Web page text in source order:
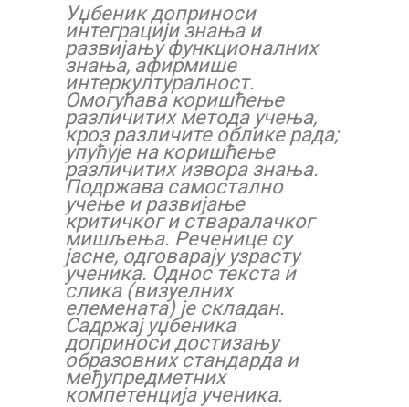
Уџбеник доприноси
интеграцији знања и
развијању функционалних
знања, афирмише
интеркултуралност.
Омогућава коришћење
различитих метода учења,
кроз различите облике рада;
упућује на коришћење
различитих извора знања.
Подржава самостално
учење и развијање
критичког и стваралачког
мишљења. Реченице су
јасне, одговарају узрасту
ученика. Однос текста и
слика (визуелних
елемената) је складан.
Садржај уџбеника
доприноси достизању
образовних стандарда и
међупредметних
компетенција ученика.